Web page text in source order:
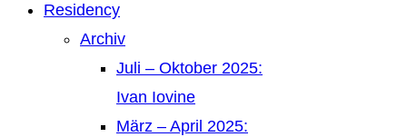
Residency
Archiv
Juli – Oktober 2025:
Ivan Iovine
März – April 2025: